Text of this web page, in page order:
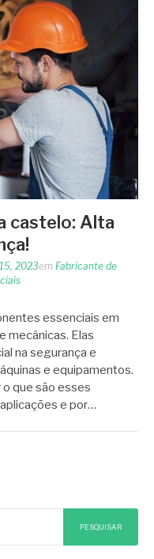
castelo: Alta
2023em Fabricante de
essenciais em
mecânicas. Elas
na segurança e
e equipamentos.
que são esses
e por…
PESQUISAR